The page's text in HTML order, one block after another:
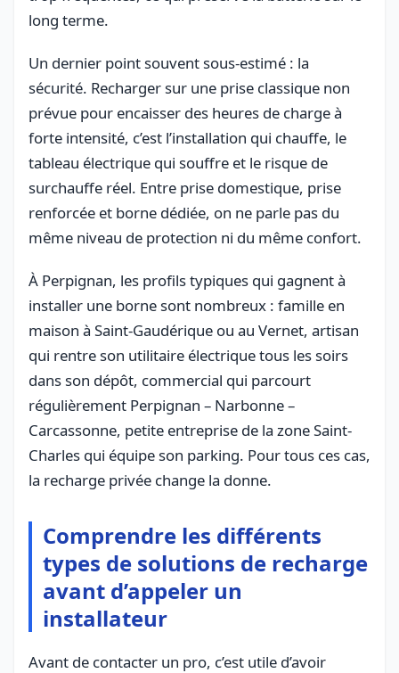
long terme.
Un dernier point souvent sous-estimé : la
sécurité. Recharger sur une prise classique non
prévue pour encaisser des heures de charge à
forte intensité, c’est l’installation qui chauffe, le
tableau électrique qui souffre et le risque de
surchauffe réel. Entre prise domestique, prise
renforcée et borne dédiée, on ne parle pas du
même niveau de protection ni du même confort.
À Perpignan, les profils typiques qui gagnent à
installer une borne sont nombreux : famille en
maison à Saint-Gaudérique ou au Vernet, artisan
qui rentre son utilitaire électrique tous les soirs
dans son dépôt, commercial qui parcourt
régulièrement Perpignan – Narbonne –
Carcassonne, petite entreprise de la zone Saint-
Charles qui équipe son parking. Pour tous ces cas,
la recharge privée change la donne.
Comprendre les différents
types de solutions de recharge
avant d’appeler un
installateur
Avant de contacter un pro, c’est utile d’avoir